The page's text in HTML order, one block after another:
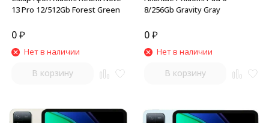
13 Pro 12/512Gb Forest Green
0₽
Нет в наличии
В корзину
8/256Gb Gravity Gray
0₽
Нет в наличии
В корзину